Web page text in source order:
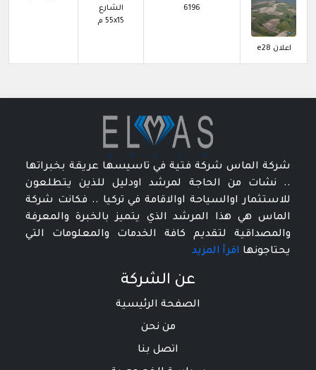
اعلان e28
6196
الشارع
55x15 م
شركة الماس شركة فتية في تاسيسها عريقة بخبراتها
.. نشات من الحاجة لمرشد اودليل للذين يتطلعون
للاستثمار اوالسياحة اوالاقامة في تركيا .. فكانت شركة
الماس هي هذا المرشد الذي يتميز بالخبرة والمعرفة
والمصداقية لتقديم كافة الخدمات والمعلومات التي
يحتاجونها اقرأ المزيد
عن الشركة
الصفحة الرئيسية
من نحن
اتصل بنا